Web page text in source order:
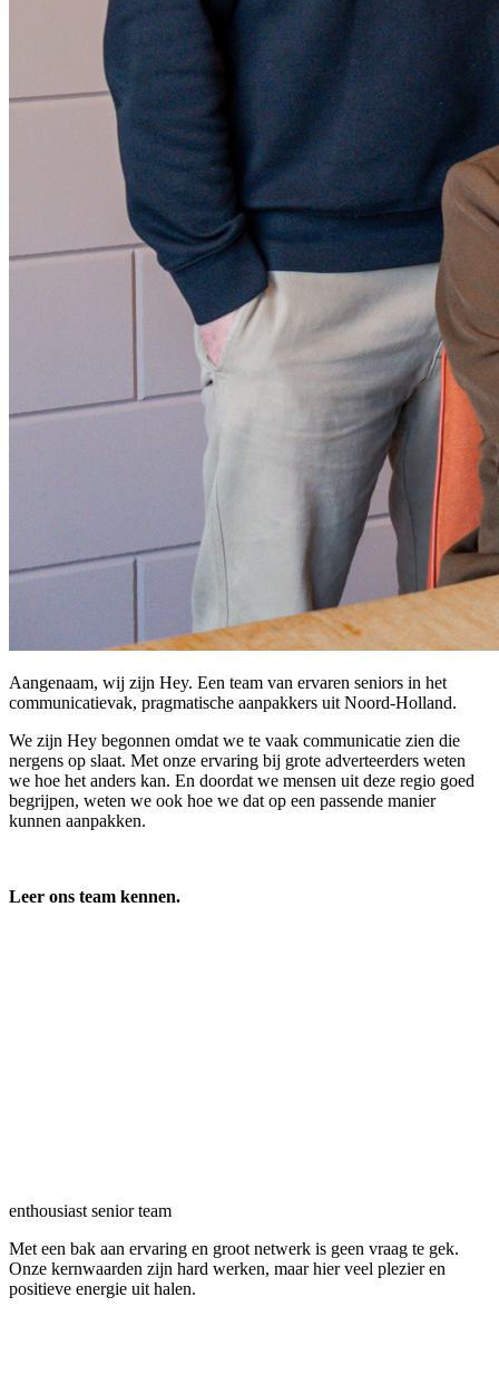
Aangenaam, wij zijn Hey. Een team van ervaren seniors in het
communicatievak, pragmatische aanpakkers uit Noord-Holland.
We zijn Hey begonnen omdat we te vaak communicatie zien die
nergens op slaat. Met onze ervaring bij grote adverteerders weten
we hoe het anders kan. En doordat we mensen uit deze regio goed
begrijpen, weten we ook hoe we dat op een passende manier
kunnen aanpakken.
Leer ons team kennen.
enthousiast senior team
Met een bak aan ervaring en groot netwerk is geen vraag te gek.
Onze kernwaarden zijn hard werken, maar hier veel plezier en
positieve energie uit halen.